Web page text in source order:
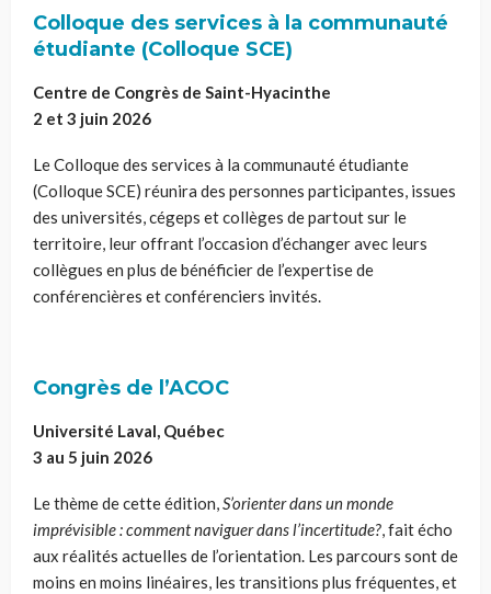
Colloque des services à la communauté
étudiante (Colloque SCE)
Centre de Congrès de Saint-Hyacinthe
2 et 3 juin 2026
Le Colloque des services à la communauté étudiante
(Colloque SCE) réunira des personnes participantes, issues
des universités, cégeps et collèges de partout sur le
territoire, leur offrant l’occasion d’échanger avec leurs
collègues en plus de bénéficier de l’expertise de
conférencières et conférenciers invités.
Congrès de l’ACOC
Université Laval, Québec
3 au 5 juin 2026
Le thème de cette édition,S’orienter dans un monde
imprévisible : comment naviguer dans l’incertitude?, fait écho
aux réalités actuelles de l’orientation. Les parcours sont de
moins en moins linéaires, les transitions plus fréquentes, et